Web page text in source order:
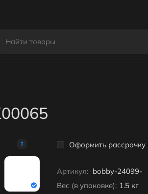
Оформить рассрочку
Артикул: bobby-24099-
Вес (в упаковке): 1.5 кг